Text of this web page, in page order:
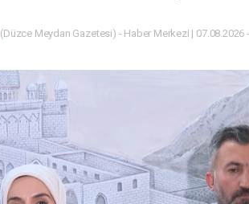
(Düzce Meydan Gazetesi) - Haber Merkezi | 07.08.2026